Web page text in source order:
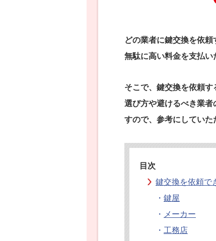
どの業者に鍵交換を依
無駄に高い料金を支払い
そこで、鍵交換を依頼
選び方や避けるべき業者
すので、参考にしていた
目次
鍵交換を依頼で
・ 鍵屋
・ メーカー
・ 工務店